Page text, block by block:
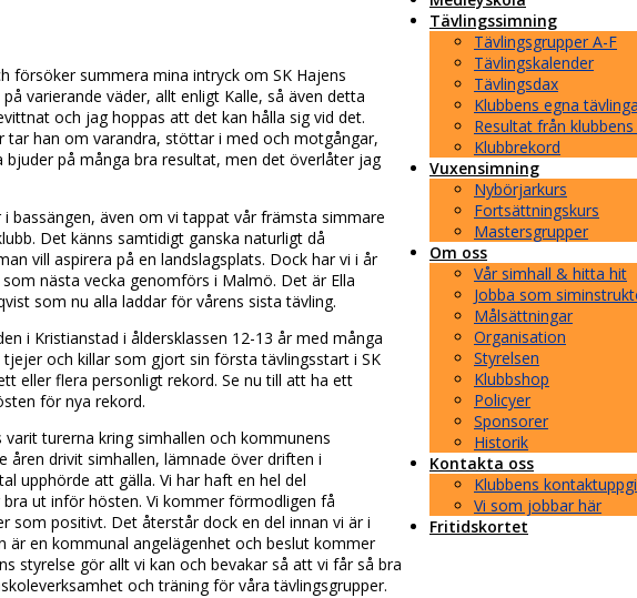
Tävlingssimning
Tävlingsgrupper A-F
Tävlingskalender
Tävlingsdax
Klubbens egna
Resultat från
Klubbrekord
Vuxensimning
Nybörjarkurs
Fortsättningskurs
Mastersgrupper
Om oss
Vår simhall & hitta hit
Jobba som
Målsättningar
Organisation
Styrelsen
Klubbshop
Policyer
Sponsorer
Historik
Kontakta oss
Klubbens
Vi som jobbar här
Fritidskortet
försöker summera mina intryck om SK Hajens
varierande väder, allt enligt Kalle, så även detta
och jag hoppas att det kan hålla sig vid det.
han om varandra, stöttar i med och motgångar,
på många bra resultat, men det överlåter jag
bassängen, även om vi tappat vår främsta simmare
Det känns samtidigt ganska naturligt då
vill aspirera på en landslagsplats. Dock har vi i år
nästa vecka genomförs i Malmö. Det är Ella
som nu alla laddar för vårens sista tävling.
i Kristianstad i åldersklassen 12-13 år med många
och killar som gjort sin första tävlingsstart i SK
eller flera personligt rekord. Se nu till att ha ett
för nya rekord.
turerna kring simhallen och kommunens
åren drivit simhallen, lämnade över driften i
upphörde att gälla. Vi har haft en hel del
ut inför hösten. Vi kommer förmodligen få
som positivt. Det återstår dock en del innan vi är i
är en kommunal angelägenhet och beslut kommer
styrelse gör allt vi kan och bevakar så att vi får så bra
och träning för våra tävlingsgrupper.